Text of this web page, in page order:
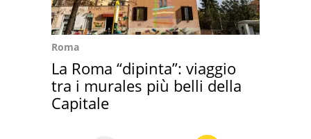
Roma
La Roma “dipinta”: viaggio
tra i murales più belli della
Capitale